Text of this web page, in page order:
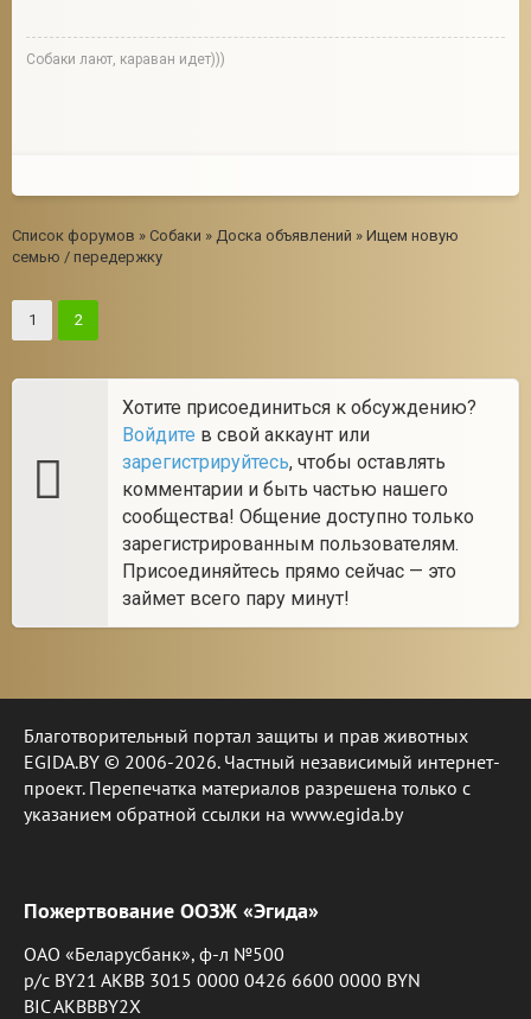
Собаки лают, караван идет)))
Список форумов » Собаки » Доска объявлений » Ищем новую
семью / передержку
1 2
Хотите присоединиться к обсуждению?
Войдите в свой аккаунт или
зарегистрируйтесь, чтобы оставлять
комментарии и быть частью нашего
сообщества! Общение доступно только
зарегистрированным пользователям.
Присоединяйтесь прямо сейчас — это
займет всего пару минут!
Благотворительный портал защиты и прав животных
EGIDA.BY © 2006-2026. Частный независимый интернет-
проект. Перепечатка материалов разрешена только с
указанием обратной ссылки на www.egida.by
Пожертвование ООЗЖ «Эгида»
ОАО «Беларусбанк», ф-л №500
р/с BY21 AKBB 3015 0000 0426 6600 0000 BYN
BIC AKBBBY2X